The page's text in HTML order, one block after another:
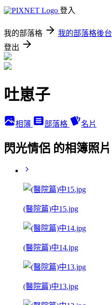
登入
我的部落格 我的部落格後台
登出
吐崽子
相簿 部落格 名片
閃光情侶 的相簿照片
(醫院篇)中15.jpg
(醫院篇)中14.jpg
(醫院篇)中13.jpg